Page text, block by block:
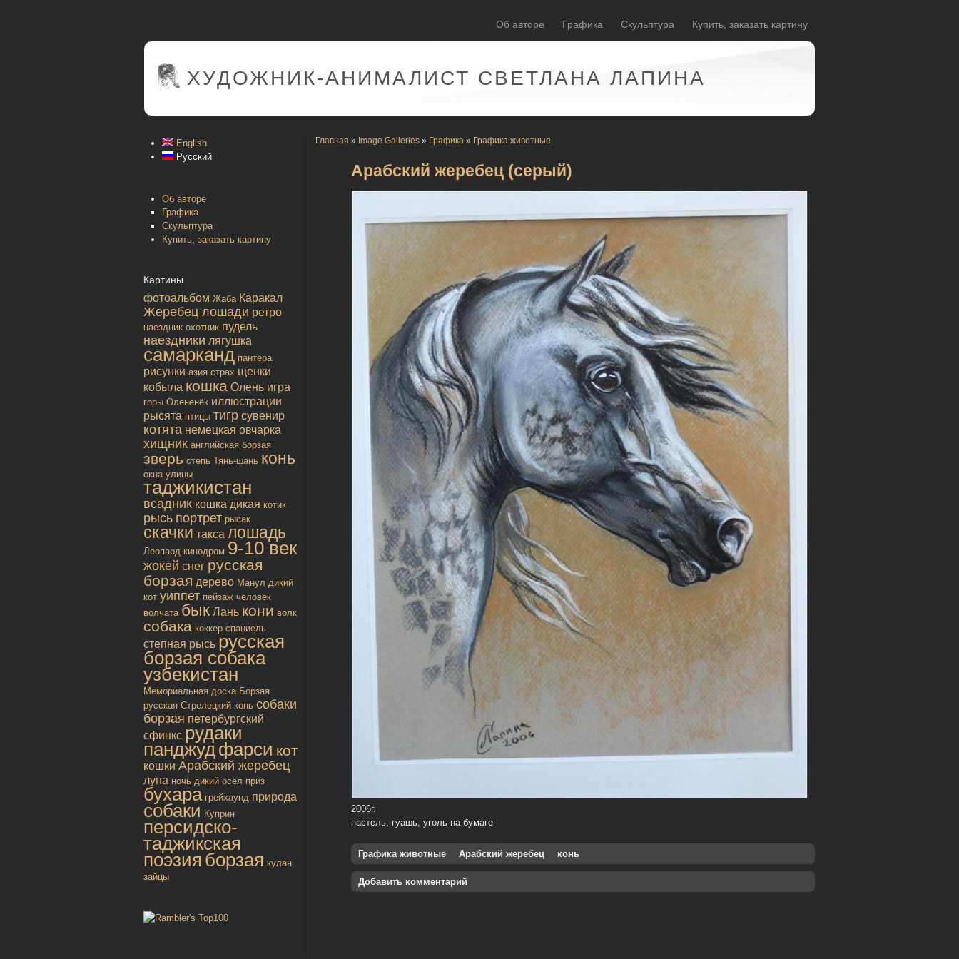
Об авторе Графика Скульптура Купить, заказать картину
ХУДОЖНИК-АНИМАЛИСТ СВЕТЛАНА ЛАПИНА
English
Русский
Об авторе
Графика
Скульптура
Купить, заказать картину
Картины
фотоальбом Жаба Каракал
Жеребец лошади ретро
наездник охотник пудель
наездники лягушка
самарканд пантера
рисунки азия страх щенки
кобыла кошка Олень игра
горы Олененёк иллюстрации
рысята птицы тигр сувенир
котята немецкая овчарка
хищник английская борзая
зверь степь Тянь-шань конь
окна улицы
таджикистан
всадник кошка дикая котик
рысь портрет рысак
скачки такса лошадь
Леопард кинодром 9-10 век
жокей снег русская
борзая дерево Манул дикий
кот уиппет пейзаж человек
волчата бык Лань кони волк
собака коккер спаниель
степная рысь русская
борзая собака
узбекистан
Мемориальная доска Борзая
русская Стрелецкий конь собаки
борзая петербургский
сфинкс рудаки
панджудфарси кот
кошки Арабский жеребец
луна ночь дикий осёл приз
бухара грейхаунд природа
собаки Куприн
персидско-
таджикская
поэзия борзая кулан
зайцы
Главная » Image Galleries » Графика » Графика животные
Арабский жеребец (серый)
2006г.
пастель, гуашь, уголь на бумаге
Графика животные Арабский жеребец конь
Добавить комментарий